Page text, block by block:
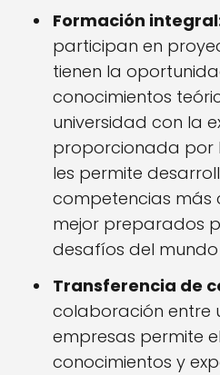
Formación
participan en
tienen la
conocimientos
universidad con la
proporcionada por
les permite
competencias más
mejor preparados
desafíos del
Transferencia de
colaboración entre
empresas permite
conocimientos y